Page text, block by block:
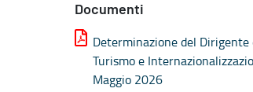
Documenti
Determinazione del Dirigente
Turismo e
Maggio 2026